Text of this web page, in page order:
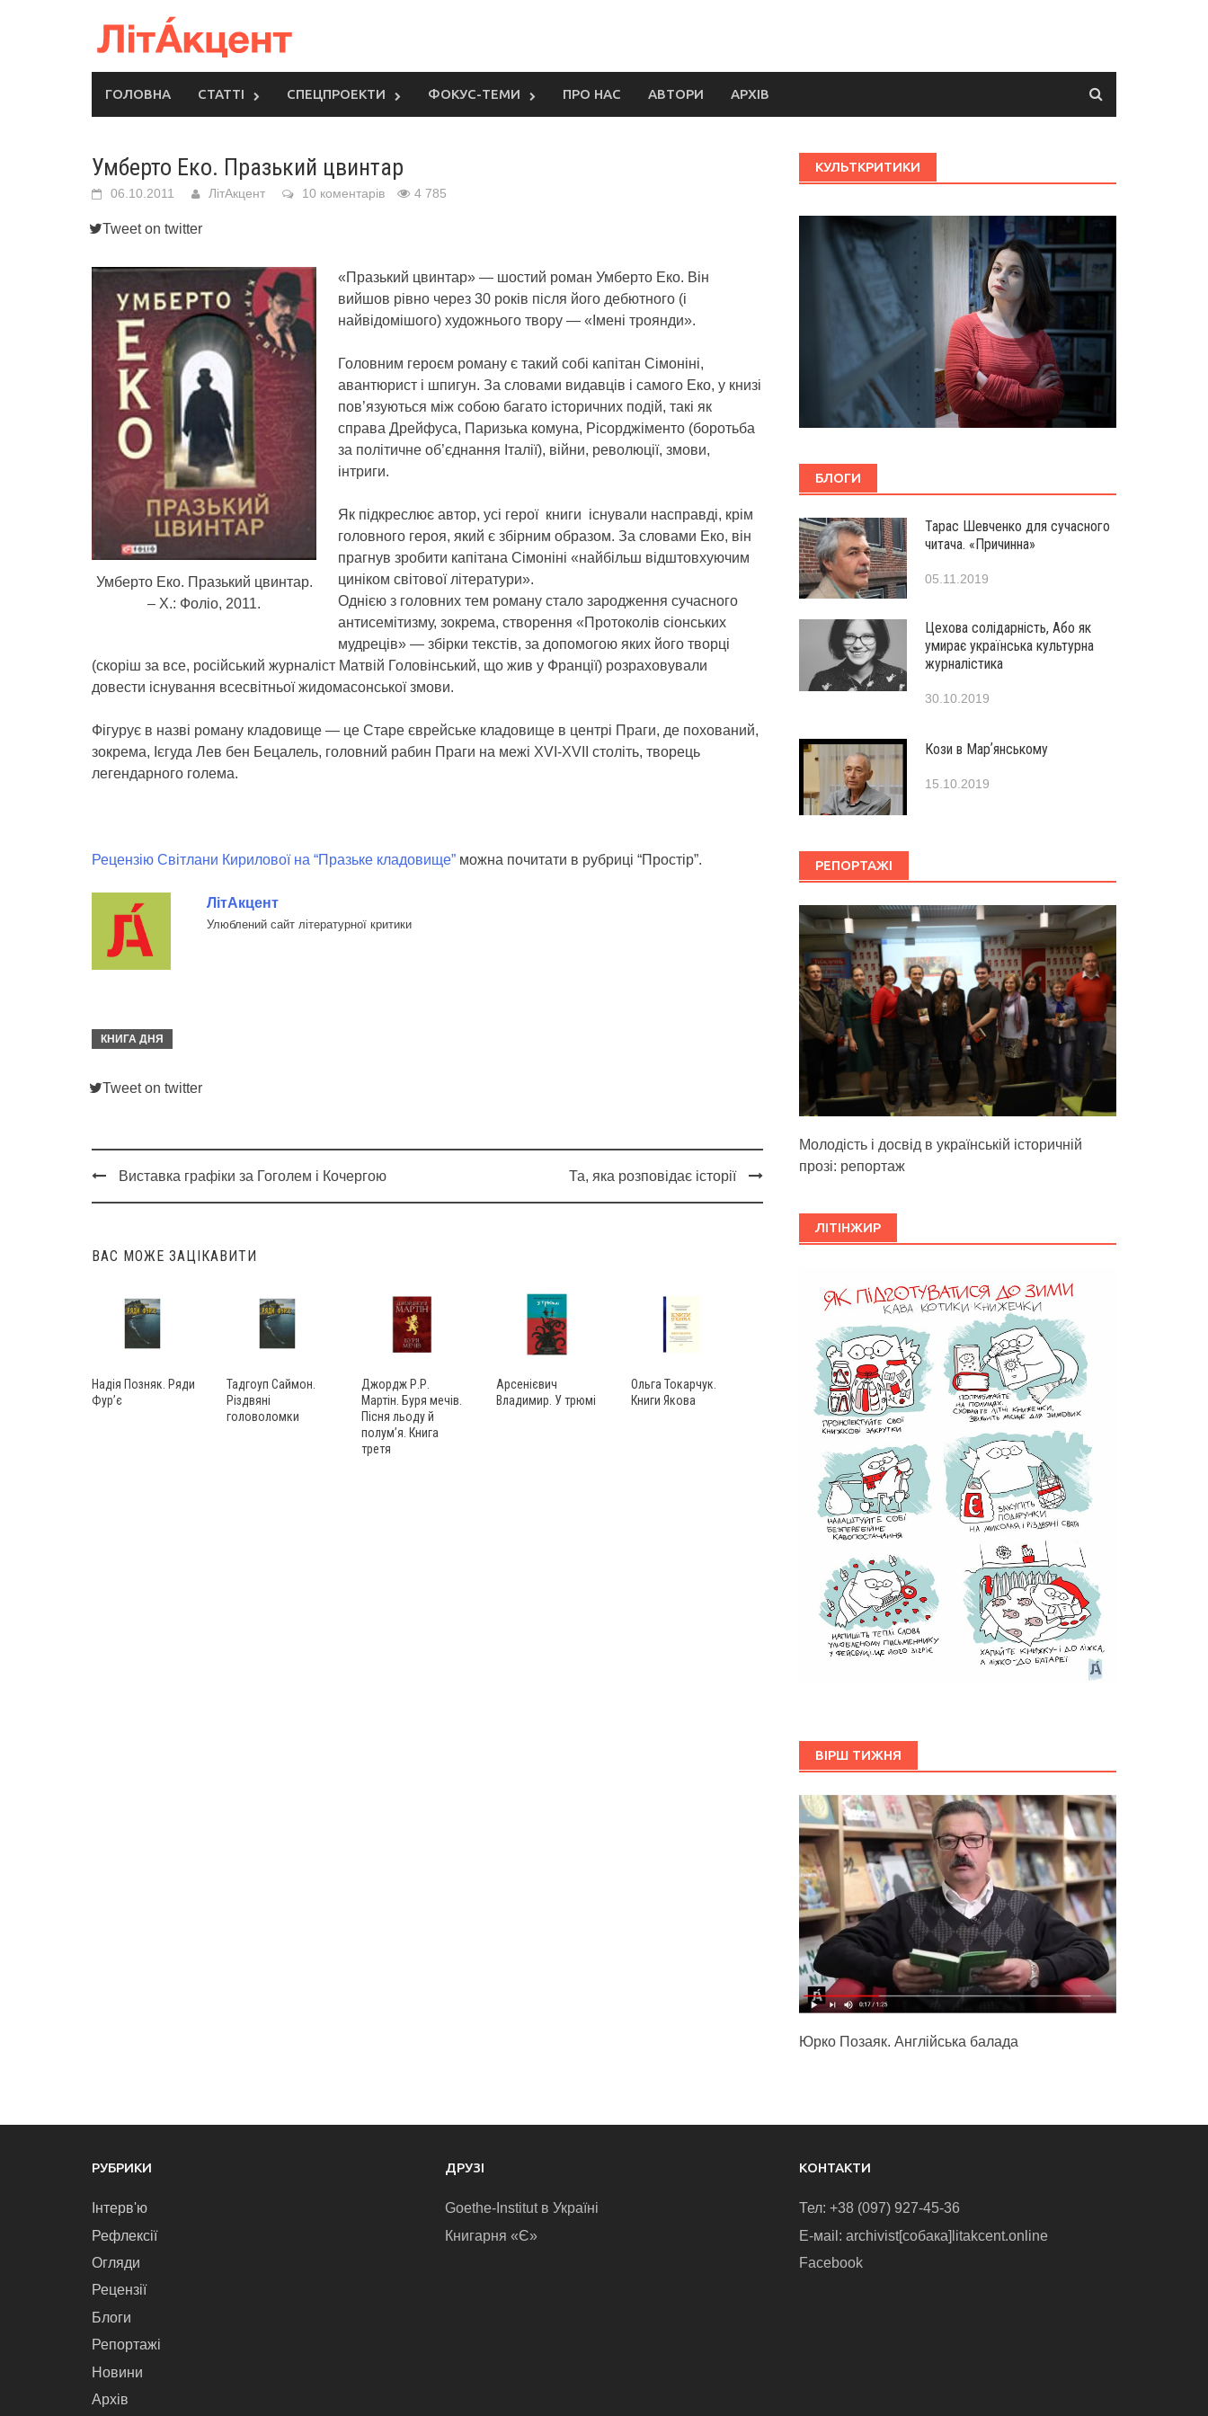
ГОЛОВНА СТАТТІ СПЕЦПРОЕКТИ ФОКУС-ТЕМИ ПРО НАС АВТОРИ АРХІВ
Умберто Еко. Празький цвинтар
06.10.2011 ЛітАкцент 10 коментарів 4 785
Tweet on twitter
Умберто Еко. Празький цвинтар.
– Х.: Фоліо, 2011.
«Празький цвинтар» — шостий роман Умберто Еко. Він
вийшов рівно через 30 років після його дебютного (і
найвідомішого) художнього твору — «Імені троянди».
Головним героєм роману є такий собі капітан Сімоніні,
авантюрист і шпигун. За словами видавців і самого Еко, у книзі
пов’язуються між собою багато історичних подій, такі як
справа Дрейфуса, Паризька комуна, Рісорджіменто (боротьба
за політичне об’єднання Італії), війни, революції, змови,
інтриги.
Як підкреслює автор, усі герої книги існували насправді, крім
головного героя, який є збірним образом. За словами Еко, він
прагнув зробити капітана Сімоніні «найбільш відштовхуючим
циніком світової літератури».
Однією з головних тем роману стало зародження сучасного
антисемітизму, зокрема, створення «Протоколів сіонських
мудреців» — збірки текстів, за допомогою яких його творці
(скоріш за все, російський журналіст Матвій Головінський, що жив у Франції) розраховували
довести існування всесвітньої жидомасонської змови.
Фігурує в назві роману кладовище — це Старе єврейське кладовище в центрі Праги, де похований,
зокрема, Ієгуда Лев бен Бецалель, головний рабин Праги на межі XVI-XVII століть, творець
легендарного голема.
Рецензію Світлани Кирилової на “Празьке кладовище” можна почитати в рубриці “Простір”.
ЛітАкцент
Улюблений сайт літературної критики
КНИГА ДНЯ
Tweet on twitter
Post
Виставка графіки за Гоголем і Кочергою Та, яка розповідає історії
ВАС МОЖЕ ЗАЦІКАВИТИ
Надія Позняк. Ряди
Фур’є
Тадгоуп Саймон.
Різдвяні
головоломки
Джордж Р.Р.
Мартін. Буря мечів.
Пісня льоду й
полум’я. Книга
третя
Арсенієвич
Владимир. У трюмі
Ольга Токарчук.
Книги Якова
КУЛЬТКРИТИКИ
БЛОГИ
Тарас Шевченко для сучасного
читача. «Причинна»
05.11.2019
Цехова солідарність, Або як
умирає українська культурна
журналістика
30.10.2019
Кози в Марʼянському
15.10.2019
РЕПОРТАЖІ
Молодість і досвід в українській історичній
прозі: репортаж
ЛІТІНЖИР
ВІРШ ТИЖНЯ
Юрко Позаяк. Англійська балада
РУБРИКИ
Інтерв'ю
Рефлексії
Огляди
Рецензії
Блоги
Репортажі
Новини
Архів
ДРУЗІ
Goethe-Institut в Україні
Книгарня «Є»
КОНТАКТИ
Тел: +38 (097) 927-45-36
E-маіl: archivist[собака]litakcent.online
Facebook